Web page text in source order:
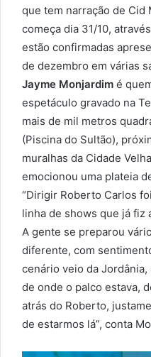
que tem narração de Cid
começa dia 31/10,
estão confirmadas
de dezembro em várias
Jayme Monjardim é
espetáculo gravado na
mais de mil metros
(Piscina do Sultão),
muralhas da Cidade
emocionou uma plateia
“Dirigir Roberto Carlos
linha de shows que já fiz
A gente se preparou
diferente, com
cenário veio da
de onde o palco estava,
atrás do Roberto,
de estarmos lá”, conta